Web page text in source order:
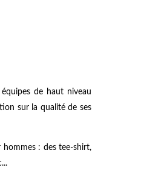
de haut niveau
sur la qualité de ses
hommes : des tee-shirt,